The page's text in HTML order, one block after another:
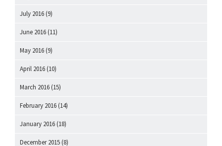
July 2016 (9)
June 2016 (11)
May 2016 (9)
April 2016 (10)
March 2016 (15)
February 2016 (14)
January 2016 (18)
December 2015 (8)